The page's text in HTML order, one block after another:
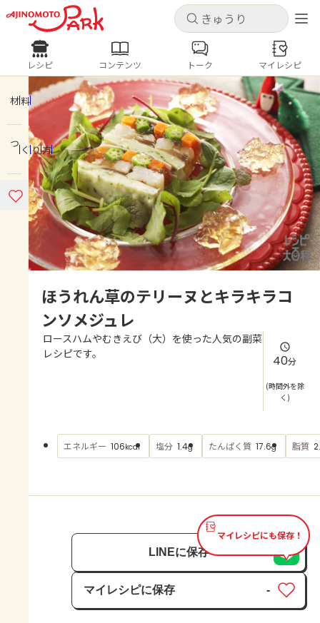
キャンセル
ログインするとレシピを保存できます
ログイン 新規登録
ホーム
コンテンツ
レシピ
よくあるお問い合わせ
お買い物
キャンセル
レシピ コンテンツ
人気の食材・レシピ
きゅうり なす トマト
とうもろこし
ピーマン
みょうが ゴーヤ
レシピ コンテンツ トーク マイレシピ
材料
つくり方
ほうれん草のテリーヌとキラキラコ
ンソメジュレ
ロースハムやむきえび（大）を使った人気の副菜
レシピです。
40分
(時間外を除
く)
エネルギー 106kcal 塩分 1.4g たんぱく質 17.6g 脂質
マイレシピにも保存！
LINEに保存
マイレシピに保存
保存済み
-